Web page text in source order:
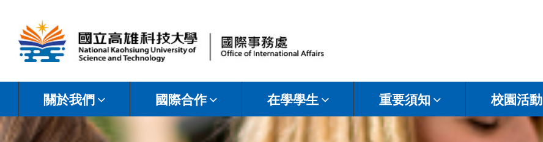
高
雄
關於我們 國際合作 在學學生 重要須知 校園活動